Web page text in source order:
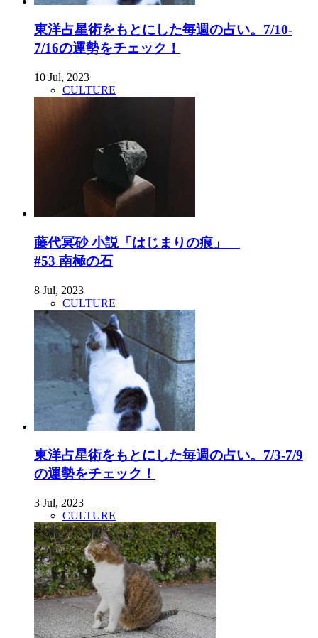
東洋占星術をもとにした毎週の占い。7/10-
7/16の運勢をチェック！
10 Jul, 2023
CULTURE
藤代冥砂 小説「はじまりの痕」
#53 南極の石
8 Jul, 2023
CULTURE
東洋占星術をもとにした毎週の占い。7/3-7/9
の運勢をチェック！
3 Jul, 2023
CULTURE